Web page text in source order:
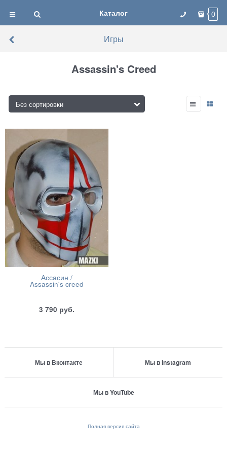
Каталог 0
Игры
Assassin's Creed
Ассасин /
Assassin's creed
3 790 руб.
Мы в Вконтакте Мы в Instagram
Мы в YouTube
Полная версия сайта